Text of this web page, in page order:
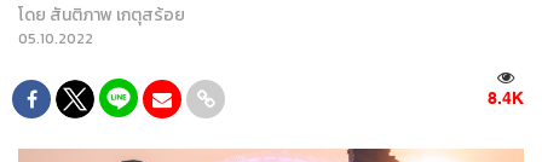
โดย สันติภาพ เกตุสร้อย
05.10.2022
8.4K